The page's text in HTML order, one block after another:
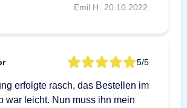
Emil H 20.10.2022
5/5
erfolgte rasch, das Bestellen im
war leicht. Nun muss ihn mein